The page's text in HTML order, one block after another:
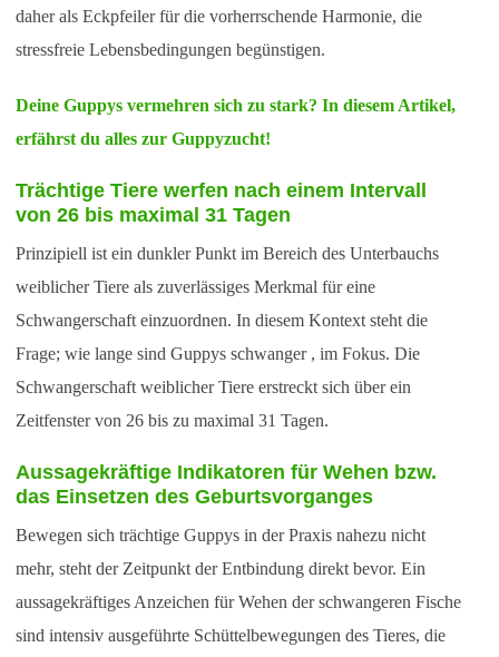
daher als Eckpfeiler für die vorherrschende Harmonie, die
stressfreie Lebensbedingungen begünstigen.
Deine Guppys vermehren sich zu stark? In diesem Artikel,
erfährst du alles zur Guppyzucht!
Trächtige Tiere werfen nach einem Intervall
von 26 bis maximal 31 Tagen
Prinzipiell ist ein dunkler Punkt im Bereich des Unterbauchs
weiblicher Tiere als zuverlässiges Merkmal für eine
Schwangerschaft einzuordnen. In diesem Kontext steht die
Frage; wie lange sind Guppys schwanger , im Fokus. Die
Schwangerschaft weiblicher Tiere erstreckt sich über ein
Zeitfenster von 26 bis zu maximal 31 Tagen.
Aussagekräftige Indikatoren für Wehen bzw.
das Einsetzen des Geburtsvorganges
Bewegen sich trächtige Guppys in der Praxis nahezu nicht
mehr, steht der Zeitpunkt der Entbindung direkt bevor. Ein
aussagekräftiges Anzeichen für Wehen der schwangeren Fische
sind intensiv ausgeführte Schüttelbewegungen des Tieres, die